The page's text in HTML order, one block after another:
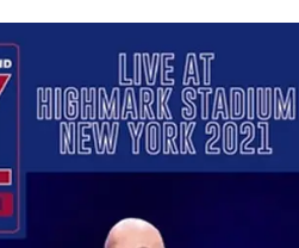
2024.6.9
2024.6.9 ユーライア・ヒープ /
2024.6.9 ジャーニー / 1979年5
2024.11.9 NGHFB / 2024年7月28
2024.8.24 ウォーニング / 2024年
ビリー・ジョエル /
リアム・ギャラガー / 2024年6月3日